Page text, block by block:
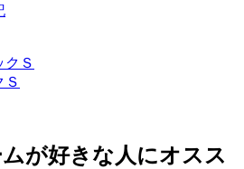
Ｓ
が好きな人にオスス